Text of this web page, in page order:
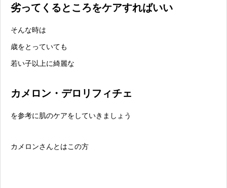
劣ってくるところをケアすればいい
そんな時は
歳をとっていても
若い子以上に綺麗な
カメロン・デロリフィチェ
を参考に肌のケアをしていきましょう
カメロンさんとはこの方